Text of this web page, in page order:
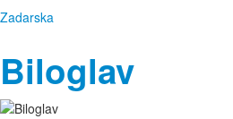
Zadarska
Biloglav